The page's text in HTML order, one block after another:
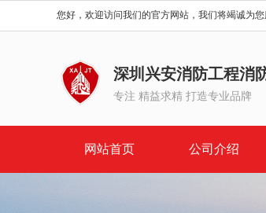
您好，欢迎访问我们的官方网站，我们将竭诚为您
深圳兴安消防工程消
专注 精益求精 打造专业品牌
网站首页 公司介绍